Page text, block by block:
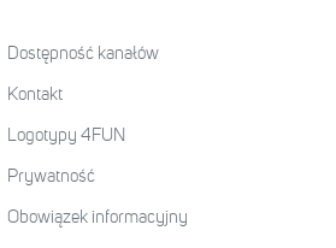
Dostępność kanałów
Kontakt
Logotypy 4FUN
Prywatność
Obowiązek informacyjny